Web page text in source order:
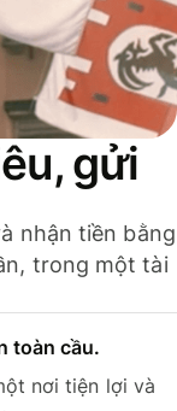
gửi
nhận tiền bằng
trong một tài
toàn cầu.
nơi tiện lợi và